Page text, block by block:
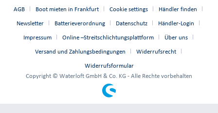
AGB Boot mieten in Frankfurt Cookie settings Händler finden
Newsletter Batterieverordnung Datenschutz Händler-Login
Impressum Online –Streitschlichtungsplattform Über uns
Versand und Zahlungsbedingungen Widerrufsrecht
Widerrufsformular
Copyright © Waterloft GmbH & Co. KG - Alle Rechte vorbehalten